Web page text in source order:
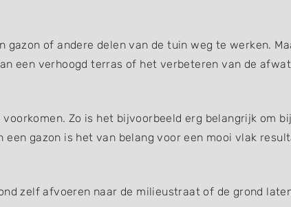
of andere delen van de tuin weg te werken.
een verhoogd terras of het verbeteren van de
Zo is het bijvoorbeeld erg belangrijk om
gazon is het van belang voor een mooi vlak
zelf afvoeren naar de milieustraat of de grond